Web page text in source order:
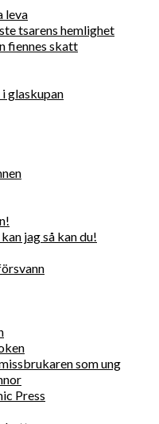
leva
tsarens hemlighet
fiennes skatt
i glaskupan
jag så kan du!
som ung
Press